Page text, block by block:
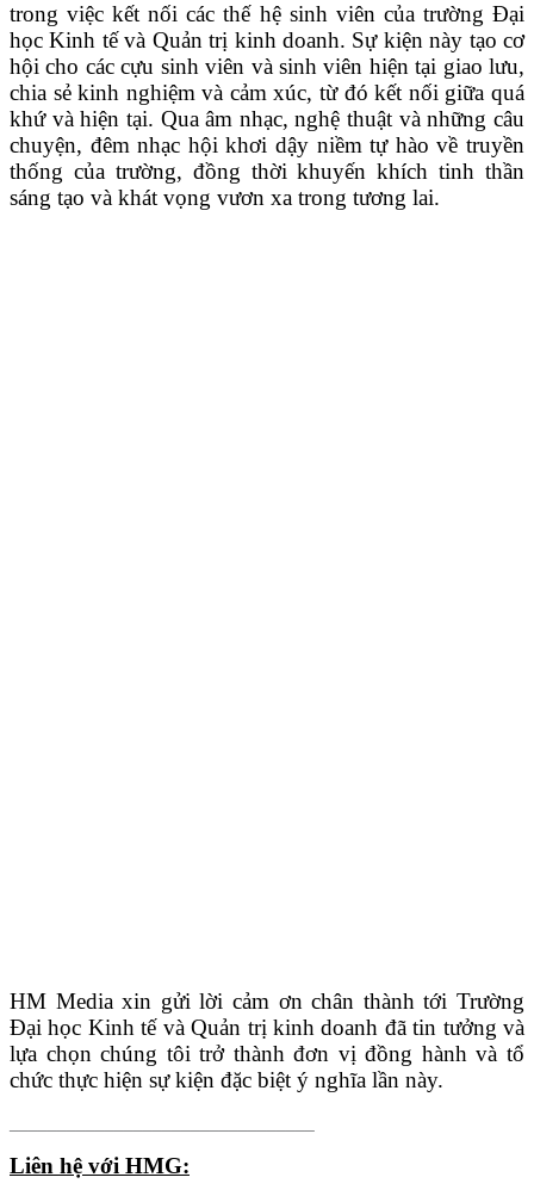
trong việc kết nối các thế hệ sinh viên của trường Đại
học Kinh tế và Quản trị kinh doanh. Sự kiện này tạo cơ
hội cho các cựu sinh viên và sinh viên hiện tại giao lưu,
chia sẻ kinh nghiệm và cảm xúc, từ đó kết nối giữa quá
khứ và hiện tại. Qua âm nhạc, nghệ thuật và những câu
chuyện, đêm nhạc hội khơi dậy niềm tự hào về truyền
thống của trường, đồng thời khuyến khích tinh thần
sáng tạo và khát vọng vươn xa trong tương lai.
HM Media xin gửi lời cảm ơn chân thành tới Trường
Đại học Kinh tế và Quản trị kinh doanh đã tin tưởng và
lựa chọn chúng tôi trở thành đơn vị đồng hành và tổ
chức thực hiện sự kiện đặc biệt ý nghĩa lần này.
Liên hệ với HMG: